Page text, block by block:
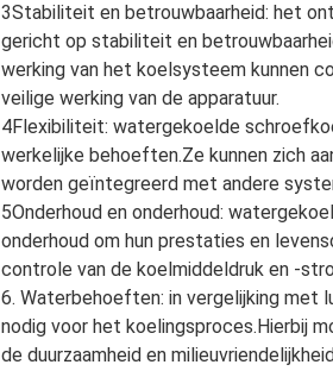
3Stabiliteit en betrouwbaarheid: het
gericht op stabiliteit en
werking van het koelsysteem kunnen
veilige werking van de apparatuur.
4Flexibiliteit: watergekoelde
werkelijke behoeften.Ze kunnen zich
worden geïntegreerd met andere
5Onderhoud en onderhoud:
onderhoud om hun prestaties en
controle van de koelmiddeldruk en -
6. Waterbehoeften: in vergelijking met
nodig voor het koelingsproces.Hierbij
de duurzaamheid en